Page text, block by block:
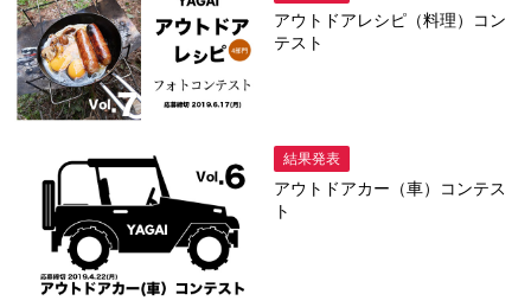
アウトドアレシピ（料理）コン
テスト
結果発表
アウトドアカー（車）コンテス
ト